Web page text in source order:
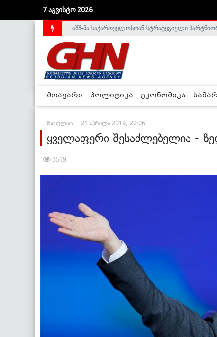
7 აგვისტო 2026
საქართველოს დე-ფაქტო მთავრობა
აშშ-მა საქართველოსთან სტრატეგიული
მთავარი პოლიტიკა ეკონომიკა
მსოფლიო 21 აპრილი 2019, 22:06
ყველაფერი შესაძლებელია -
3519